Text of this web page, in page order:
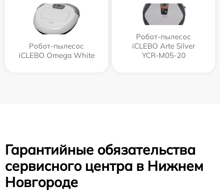
Робот-пылесос
iCLEBO Omega White
Робот-пылесос
iCLEBO Arte Silver
YCR-M05-20
Гарантийные обязательства
сервисного центра в Нижнем
Новгороде